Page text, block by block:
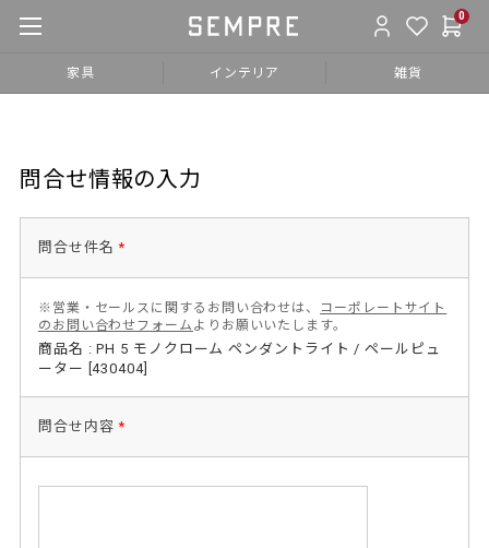
0
家具 インテリア 雑貨
問合せ情報の入力
問合せ件名 *
※営業・セールスに関するお問い合わせは、 コーポレートサイト
のお問い合わせフォーム よりお願いいたします。
商品名 : PH 5 モノクローム ペンダントライト / ペールピュ
ーター [430404]
問合せ内容 *